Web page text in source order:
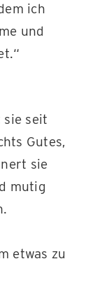
ich
und
seit
Gutes,
sie
mutig
etwas zu